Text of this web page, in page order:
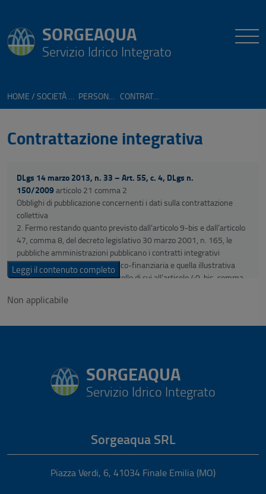
SORGEAQUA
Servizio Idrico Integrato
HOME CONTRATTAZIONE INTEGRATIVA
Contrattazione integrativa
DLgs 14 marzo 2013, n. 33 – Art. 55, c. 4, DLgs n.
150/2009articolo 21 comma 2
Obblighi di pubblicazione concernenti i dati sulla contrattazione
collettiva
2. Fermo restando quanto previsto dall’articolo 9-bis e dall’articolo
47, comma 8, del decreto legislativo 30 marzo 2001, n. 165, le
pubbliche amministrazioni pubblicano i contratti integrativi
stipulati, con la relazione tecnico-finanziaria e quella illustrativa
certificate dagli organi di controllo di cui all’articolo 40-bis, comma
trasmesse annualmente ai sensi del comma 3 dello stesso
attesi in esito alla sottoscrizione del contratto integrativo in
Leggi il contenuto completo
Non applicabile
SORGEAQUA
Servizio Idrico Integrato
Sorgeaqua SRL
Piazza Verdi, 6, 41034 Finale Emilia (MO)